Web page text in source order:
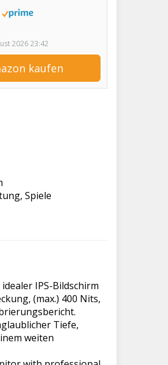
2026 23:42
kaufen
Spiele
IPS-Bildschirm
(max.) 400 Nits,
Tiefe,
weiten